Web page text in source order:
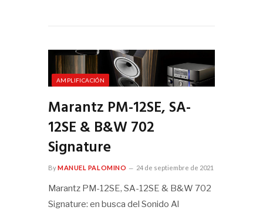
AMPLIFICACIÓN
Marantz PM-12SE, SA-
12SE & B&W 702
Signature
ByMANUEL PALOMINO 24 de septiembre de 2021
Marantz PM-12SE, SA-12SE & B&W 702
Signature: en busca del Sonido Al